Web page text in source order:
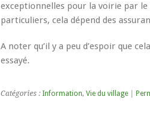
exceptionnelles pour la voirie par
particuliers, cela dépend des
A noter qu’il y a peu d’espoir que
essayé.
Catégories : Information,Vie du village